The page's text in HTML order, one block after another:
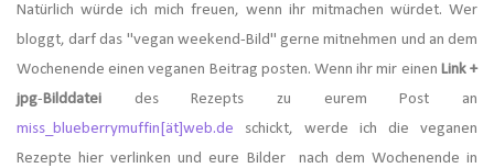
Natürlich würde ich mich freuen, wenn ihr mitmachen würdet. Wer
bloggt, darf das "vegan weekend-Bild" gerne mitnehmen und an dem
Wochenende einen veganen Beitrag posten. Wenn ihr mir einen Link +
jpg-Bilddatei des Rezepts zu eurem Post an
miss_blueberrymuffin[ät]web.de schickt, werde ich die veganen
Rezepte hier verlinken und eure Bilder nach dem Wochenende in